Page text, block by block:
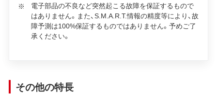
電子部品の不良など突然起こる故障を保証するもので
はありません。また、S.M.A.R.T.情報の精度等により、故
障予測は100%保証するものではありません。予めご了
承ください。
その他の特長